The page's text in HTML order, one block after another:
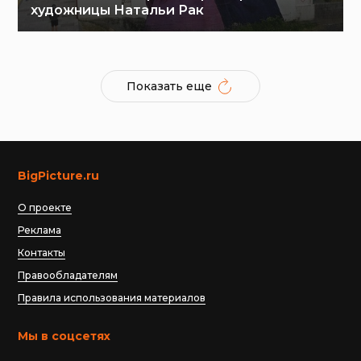
художницы Натальи Рак
Показать еще
BigPicture.ru
О проекте
Реклама
Контакты
Правообладателям
Правила использования материалов
Мы в соцсетях